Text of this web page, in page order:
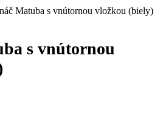
Matuba s vnútornou vložkou (biely)
s vnútornou